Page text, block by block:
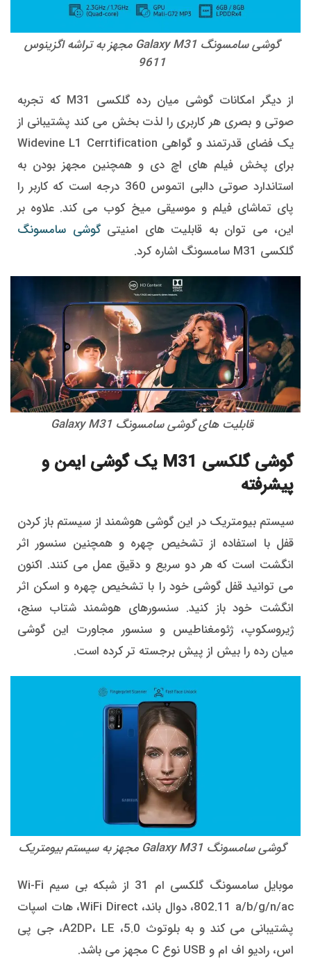
گوشی سامسونگ Galaxy M31 مجهز به تراشه اگزینوس
9611
از دیگر امکانات گوشی میان رده گلکسی M31 که تجربه
صوتی و بصری هر کاربری را لذت بخش می کند پشتیبانی از
یک فضای قدرتمند و گواهی Widevine L1 Cerrtification
برای پخش فیلم های اچ دی و همچنین مجهز بودن به
استاندارد صوتی دالبی اتموس 360 درجه است که کاربر را
پای تماشای فیلم و موسیقی میخ کوب می کند. علاوه بر
این، می توان به قابلیت های امنیتیگوشی سامسونگ
گلکسی M31 سامسونگ اشاره کرد.
قابلیت های گوشی سامسونگ Galaxy M31
گوشی گلکسی M31 یک گوشی ایمن و
پیشرفته
سیستم بیومتریک در این گوشی هوشمند از سیستم باز کردن
قفل با استفاده از تشخیص چهره و همچنین سنسور اثر
انگشت است که هر دو سریع و دقیق عمل می کنند. اکنون
می توانید قفل گوشی خود را با تشخیص چهره و اسکن اثر
انگشت خود باز کنید. سنسورهای هوشمند شتاب سنج،
ژیروسکوپ، ژئومغناطیس و سنسور مجاورت این گوشی
میان رده را بیش از پیش برجسته تر کرده است.
گوشی سامسونگ Galaxy M31 مجهز به سیستم بیومتریک
موبایل سامسونگ گلکسی ام 31 از شبکه بی سیم Wi-Fi
802.11 a/b/g/n/ac، دوال باند، WiFi Direct، هات ‌اسپات
پشتیبانی می کند و به بلوتوث 5.0، A2DP، LE، جی پی
اس، رادیو اف ام و USB نوع C مجهز می باشد.